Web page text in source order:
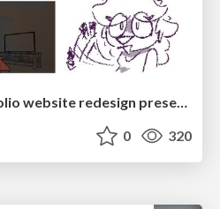
sira's awesome portfolio website redesign presentation
0 320